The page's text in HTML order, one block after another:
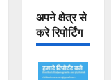
अपने क्षेत्र से
करे रिपोर्टिंग